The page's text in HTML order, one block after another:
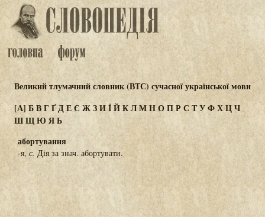
Великий тлумачний словник (ВТС) сучасної української мови
[А] БВГҐДЕЄ ЖЗИЇЙКЛМНОПР СТУФХЦЧ
ШЩЮЯЬ
абортування
-я, с. Дія за знач. абортувати.